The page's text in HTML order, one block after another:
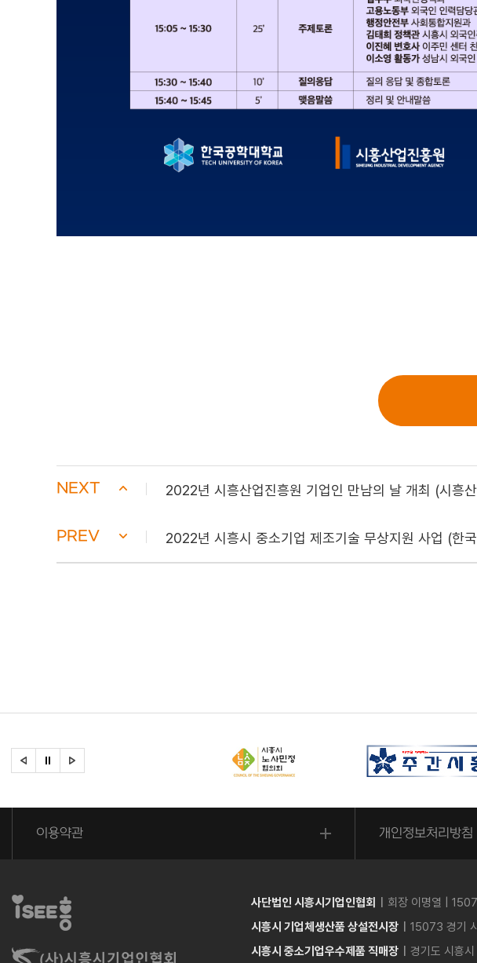
NEXT 2022년 시흥산업진흥원 기업인 만남의 날 개최 (시흥
PREV 2022년 시흥시 중소기업 제조기술 무상지원 사업 (한
이용약관 개인정보처리방침
사단법인 시흥시기업인협회 회장 이명열
|
시흥시 기업체생산품 상설전시장
15073 경기
시흥시 중소기업우수제품 직매장
경기도 시흥